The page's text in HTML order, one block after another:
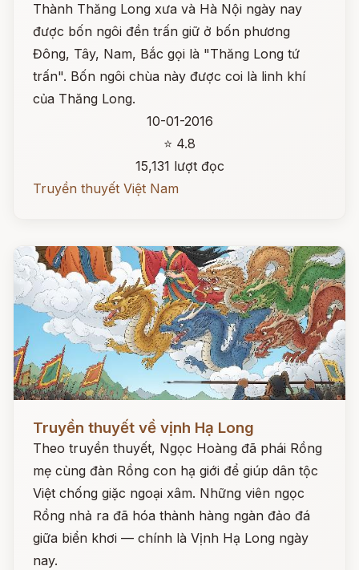
Thành Thăng Long xưa và Hà Nội ngày nay
được bốn ngôi đền trấn giữ ở bốn phương
Đông, Tây, Nam, Bắc gọi là "Thăng Long tứ
trấn". Bốn ngôi chùa này được coi là linh khí
của Thăng Long.
10-01-2016
⭐ 4.8
15,131 lượt đọc
Truyền thuyết Việt Nam
Đọc ngay
Truyền thuyết về vịnh Hạ Long
Theo truyền thuyết, Ngọc Hoàng đã phái Rồng
mẹ cùng đàn Rồng con hạ giới để giúp dân tộc
Việt chống giặc ngoại xâm. Những viên ngọc
Rồng nhả ra đã hóa thành hàng ngàn đảo đá
giữa biển khơi — chính là Vịnh Hạ Long ngày
nay.